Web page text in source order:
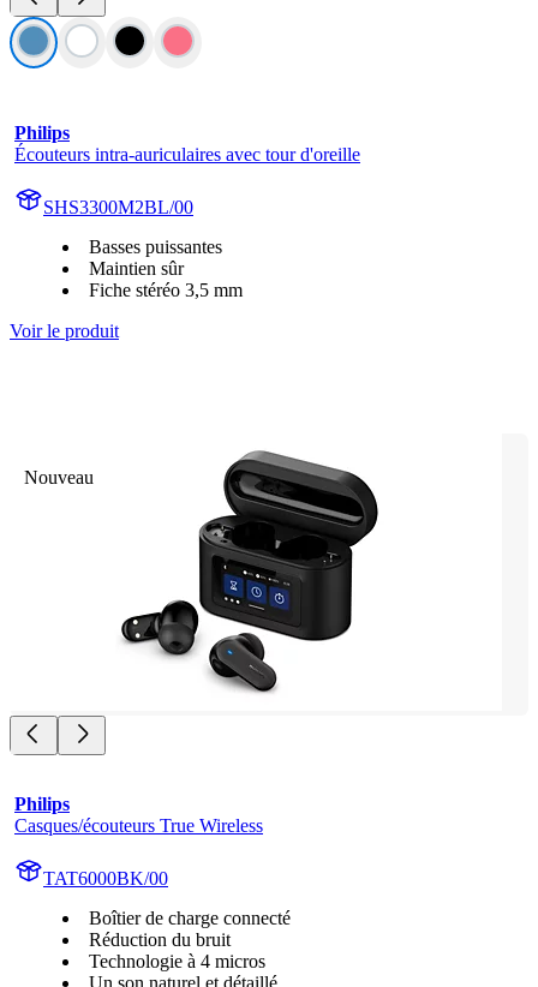
Philips
Écouteurs intra-auriculaires avec tour d'oreille
SHS3300M2BL/00
Basses puissantes
Maintien sûr
Fiche stéréo 3,5 mm
Voir le produit
Nouveau
Philips
Casques/écouteurs True Wireless
TAT6000BK/00
Boîtier de charge connecté
Réduction du bruit
Technologie à 4 micros
Un son naturel et détaillé